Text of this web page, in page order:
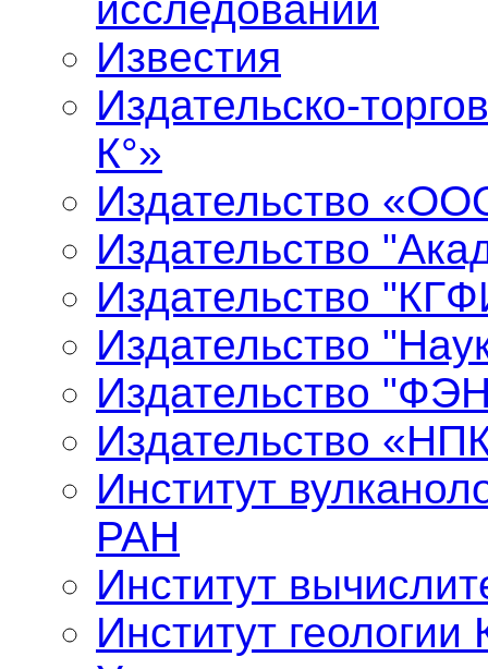
Известия
Издательско-
К°»
Издательство
Издательство
Издательство
Издательство
Издательство
Издательство
Институт
РАН
Институт
Институт